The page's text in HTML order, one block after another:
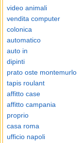
video animali
vendita computer
colonica
automatico
auto in
dipinti
prato oste montemurlo
tapis roulant
affitto case
affitto campania
proprio
casa roma
ufficio napoli